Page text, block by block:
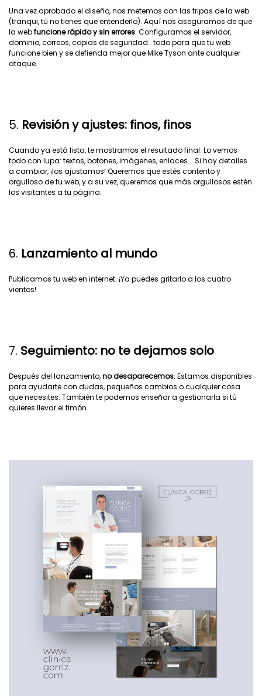
Una vez aprobado el diseño, nos metemos con las tripas de la web
(tranqui, tú no tienes que entenderlo). Aquí nos aseguramos de que
la webfuncione rápido y sin errores. Configuramos el servidor,
dominio, correos, copias de seguridad… todo para que tu web
funcione bien y se defienda mejor que Mike Tyson ante cualquier
ataque.
5. Revisión y ajustes: finos, finos
Cuando ya está lista, te mostramos el resultado final. Lo vemos
todo con lupa: textos, botones, imágenes, enlaces…. Si hay detalles
a cambiar, ¡los ajustamos! Queremos que estés contento y
orgulloso de tu web, y a su vez, queremos que más orgullosos estén
los visitantes a tu página.
6. Lanzamiento al mundo
Publicamos tu web en internet. ¡Ya puedes gritarlo a los cuatro
vientos!
7. Seguimiento: no te dejamos solo
Después del lanzamiento,no desaparecemos. Estamos disponibles
para ayudarte con dudas, pequeños cambios o cualquier cosa
que necesites. También te podemos enseñar a gestionarla si tú
quieres llevar el timón.